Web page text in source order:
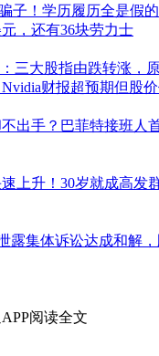
子！学历履历全是假
，还有36块劳力士
三大股指由跌转涨，
财报超预期但股
出手？巴菲特接班人
上升！30岁就成高发
露集体诉讼达成和解
阅读全文